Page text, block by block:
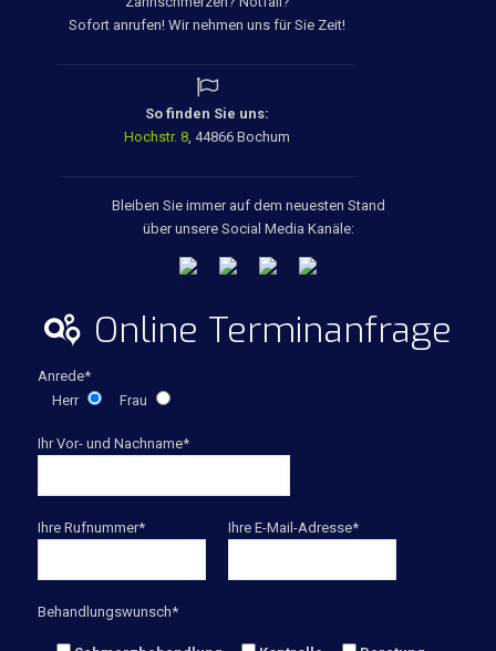
Sofort anrufen! Wir nehmen uns für Sie Zeit!
So finden Sie uns:
Hochstr. 8, 44866 Bochum
Bleiben Sie immer auf dem neuesten Stand
über unsere Social Media Kanäle:
Online Terminanfrage
Anrede*
Herr
Frau
Ihr Vor- und Nachname*
Ihre Rufnummer* Ihre E-Mail-Adresse*
Behandlungswunsch*